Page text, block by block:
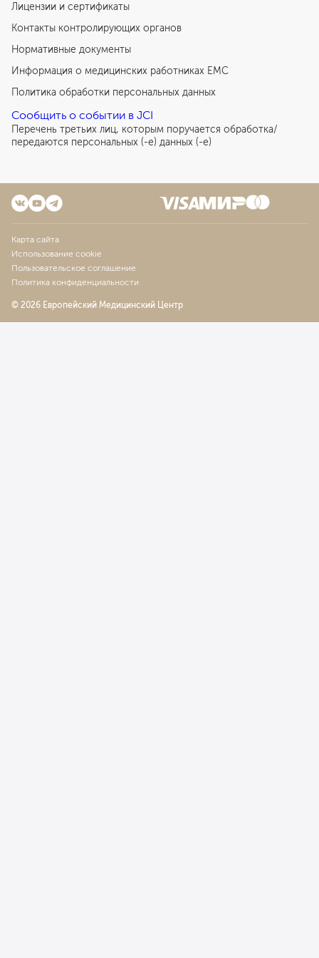
Лицензии и сертификаты
Контакты контролирующих органов
Нормативные документы
Информация о медицинских работниках EMC
Политика обработки персональных данных
Сообщить о событии в JCI
Перечень третьих лиц, которым поручается обработка/
передаются персональных (-е) данных (-е)
Карта сайта
Использование cookie
Пользовательское соглашение
Политика конфиденциальности
© 2026 Европейский Медицинский Центр